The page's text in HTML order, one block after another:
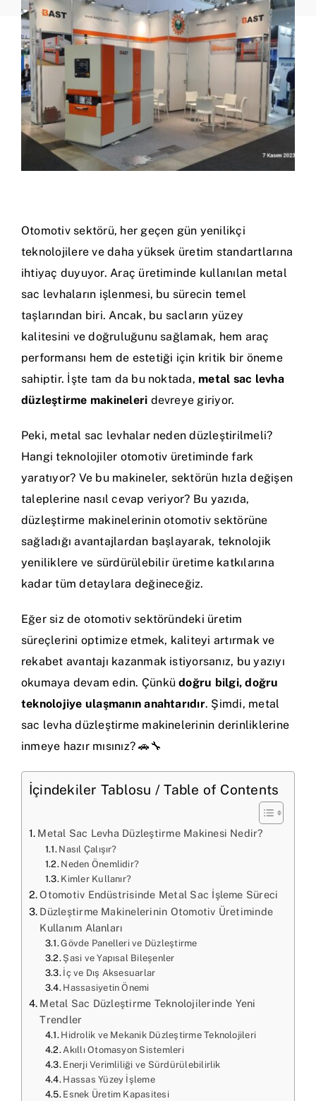
Otomotiv sektörü, her geçen gün yenilikçi
teknolojilere ve daha yüksek üretim standartlarına
ihtiyaç duyuyor. Araç üretiminde kullanılan metal
sac levhaların işlenmesi, bu sürecin temel
taşlarından biri. Ancak, bu sacların yüzey
kalitesini ve doğruluğunu sağlamak, hem araç
performansı hem de estetiği için kritik bir öneme
sahiptir. İşte tam da bu noktada, metal sac levha
düzleştirme makineleri devreye giriyor.
Peki, metal sac levhalar neden düzleştirilmeli?
Hangi teknolojiler otomotiv üretiminde fark
yaratıyor? Ve bu makineler, sektörün hızla değişen
taleplerine nasıl cevap veriyor? Bu yazıda,
düzleştirme makinelerinin otomotiv sektörüne
sağladığı avantajlardan başlayarak, teknolojik
yeniliklere ve sürdürülebilir üretime katkılarına
kadar tüm detaylara değineceğiz.
Eğer siz de otomotiv sektöründeki üretim
süreçlerini optimize etmek, kaliteyi artırmak ve
rekabet avantajı kazanmak istiyorsanız, bu yazıyı
okumaya devam edin. Çünküdoğru bilgi, doğru
teknolojiye ulaşmanın anahtarıdır. Şimdi, metal
sac levha düzleştirme makinelerinin derinliklerine
inmeye hazır mısınız? 🚗🔧
İçindekiler Tablosu / Table of Contents
Metal Sac Levha Düzleştirme Makinesi Nedir?
Nasıl Çalışır?
Neden Önemlidir?
Kimler Kullanır?
Otomotiv Endüstrisinde Metal Sac İşleme Süreci
Düzleştirme Makinelerinin Otomotiv Üretiminde
Kullanım Alanları
Gövde Panelleri ve Düzleştirme
Şasi ve Yapısal Bileşenler
İç ve Dış Aksesuarlar
Hassasiyetin Önemi
Metal Sac Düzleştirme Teknolojilerinde Yeni
Trendler
Hidrolik ve Mekanik Düzleştirme Teknolojileri
Akıllı Otomasyon Sistemleri
Enerji Verimliliği ve Sürdürülebilirlik
Hassas Yüzey İşleme
Esnek Üretim Kapasitesi